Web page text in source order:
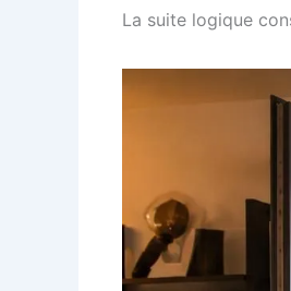
La suite logique